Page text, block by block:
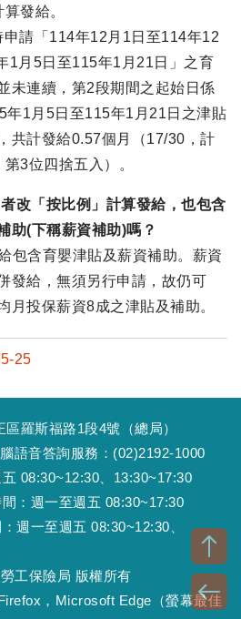
發給。
申請「114年12月1日至114年12
1月5日至115年1月21日」之育
未連續，第2段期間之起始日係
年1月5日至115年1月21日之津貼
共計發給0.57個月（17/30，計
3位四捨五入）。
改「按比例」計算發給，也包含
助(下稱薪資補助)嗎？
包含育嬰津貼及薪資補助。薪資
發給，無須另行申請，故仍可
月投保薪資8成之津貼及補助。
25
羅斯福路1段4號（總局）
語音答詢服務：(02)2192-1000
08:30~12:30、13:30~17:30
：週一至週五 08:30~17:30
週一至週五 08:30~12:30、
工保險局 版權所有
，Microsoft Edge（螢幕最佳